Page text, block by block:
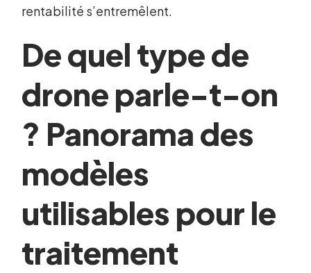
rentabilité s’entremêlent.
De quel type de
drone parle-t-on
? Panorama des
modèles
utilisables pour le
traitement